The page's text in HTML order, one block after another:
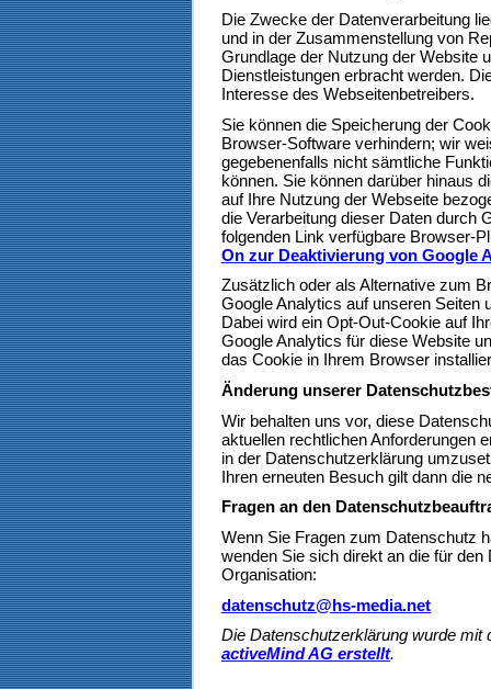
Die Zwecke der Datenverarbeitung
und in der Zusammenstellung von
Grundlage der Nutzung der Website
Dienstleistungen erbracht werden.
Interesse des Webseitenbetreibers.
Sie können die Speicherung der
Browser-Software verhindern; wir
gegebenenfalls nicht sämtliche
können. Sie können darüber hinaus
auf Ihre Nutzung der Webseite
die Verarbeitung dieser Daten durch
folgenden Link verfügbare Browser-
On zur Deaktivierung von Google
Zusätzlich oder als Alternative zum
Google Analytics auf unseren Seiten
Dabei wird ein Opt-Out-Cookie auf
Google Analytics für diese Website
das Cookie in Ihrem Browser
Änderung unserer
Wir behalten uns vor, diese
aktuellen rechtlichen Anforderungen
in der Datenschutzerklärung
Ihren erneuten Besuch gilt dann die
Fragen an den
Wenn Sie Fragen zum Datenschutz
wenden Sie sich direkt an die für
Organisation:
datenschutz@hs-media.net
Die Datenschutzerklärung wurde mit
activeMind AG erstellt.